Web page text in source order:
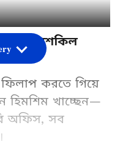
এর মুশকিল
ফিলাপ করতে গিয়ে
হিমশিম খাচ্ছেন—
অফিস, সব